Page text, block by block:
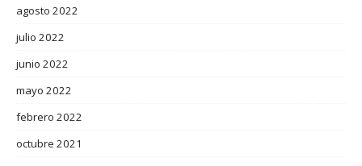
agosto 2022
julio 2022
junio 2022
mayo 2022
febrero 2022
octubre 2021